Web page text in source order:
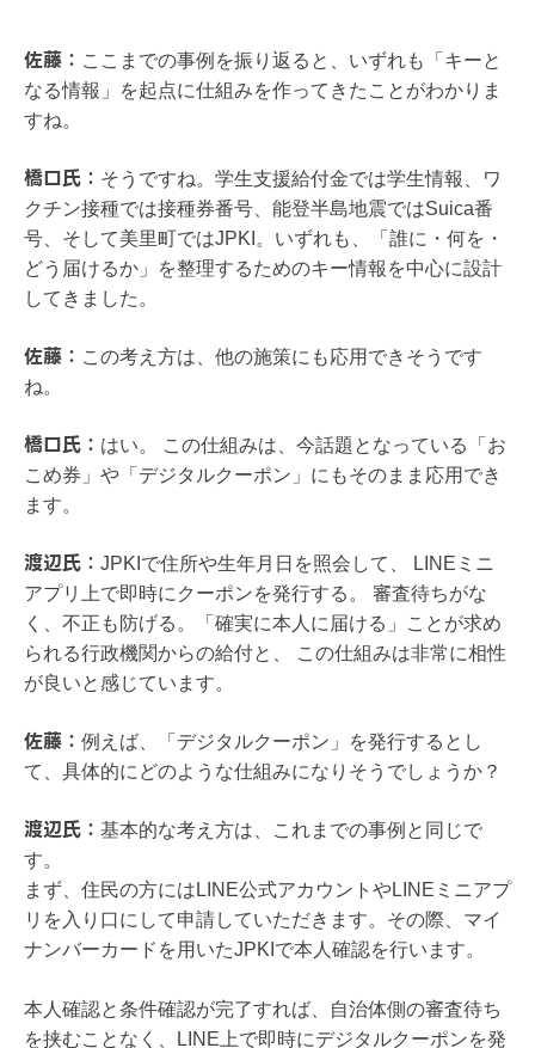
佐藤： ここまでの事例を振り返ると、いずれも「キーと
なる情報」を起点に仕組みを作ってきたことがわかりま
すね。
橋口氏： そうですね。学生支援給付金では学生情報、ワ
クチン接種では接種券番号、能登半島地震ではSuica番
号、そして美里町ではJPKI。いずれも、「誰に・何を・
どう届けるか」を整理するためのキー情報を中心に設計
してきました。
佐藤： この考え方は、他の施策にも応用できそうです
ね。
橋口氏： はい。 この仕組みは、今話題となっている「お
こめ券」や「デジタルクーポン」にもそのまま応用でき
ます。
渡辺氏： JPKIで住所や生年月日を照会して、 LINEミニ
アプリ上で即時にクーポンを発行する。 審査待ちがな
く、不正も防げる。「確実に本人に届ける」ことが求め
られる行政機関からの給付と、 この仕組みは非常に相性
が良いと感じています。
佐藤： 例えば、「デジタルクーポン」を発行するとし
て、具体的にどのような仕組みになりそうでしょうか？
渡辺氏： 基本的な考え方は、これまでの事例と同じで
す。
まず、住民の方にはLINE公式アカウントやLINEミニアプ
リを入り口にして申請していただきます。その際、マイ
ナンバーカードを用いたJPKIで本人確認を行います。
本人確認と条件確認が完了すれば、自治体側の審査待ち
を挟むことなく、LINE上で即時にデジタルクーポンを発